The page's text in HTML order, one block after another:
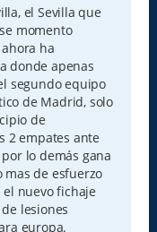
el Sevilla que
momento
ha
donde apenas
segundo equipo
de Madrid, solo
de
2 empates ante
lo demás gana
de esfuerzo
nuevo fichaje
lesiones
europa.